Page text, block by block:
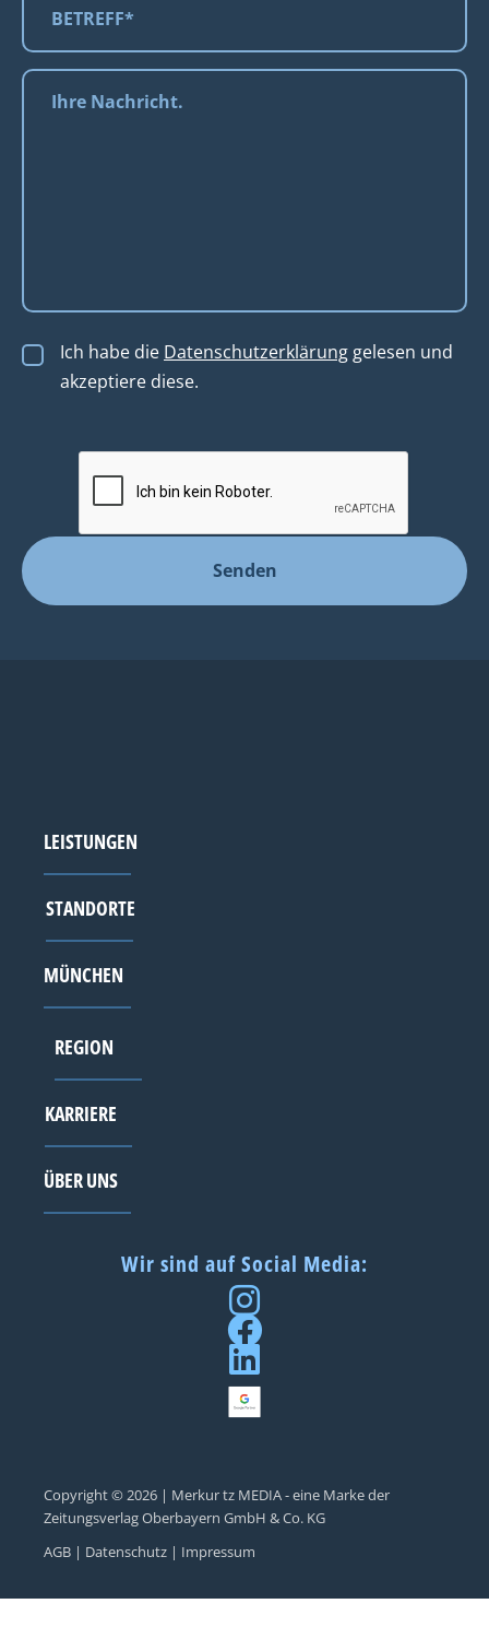
Ich habe die Datenschutzerklärung gelesen und
akzeptiere diese.
LEISTUNGEN
STANDORTE
MÜNCHEN
REGION
KARRIERE
ÜBER UNS
Wir sind auf Social Media:
Copyright © 2026 | Merkur tz MEDIA - eine Marke der
Zeitungsverlag Oberbayern GmbH & Co. KG
AGB | Datenschutz | Impressum